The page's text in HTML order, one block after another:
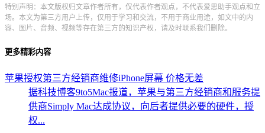
特别声明：本文版权归文章作者所有，仅代表作者观点，不代表爱思助手观点和立
场。本文为第三方用户上传，仅用于学习和交流，不用于商业用途，如文中的内
容、图片、音频、视频等存在第三方的知识产权，请及时联系我们删除。
更多精彩内容
苹果授权第三方经销商维修iPhone屏幕 价格无差
据科技博客9to5Mac报道，苹果与第三方经销商和服务提
供商Simply Mac达成协议，向后者提供必要的硬件，授
权...